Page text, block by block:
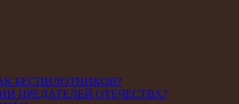
БЕСПИЛОТНИКОВ?
ПРЕДАТЕЛЕЙ ОТЕЧЕСТВА?